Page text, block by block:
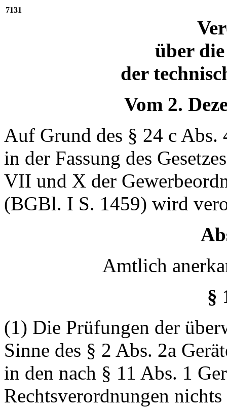
7131
über
der
Vom 2.
Auf Grund des § 24 c Abs.
in der Fassung des
VII und X der
(BGBl. I S. 1459) wird
Amtlich
§
(1) Die Prüfungen der
Sinne des § 2 Abs. 2a
in den nach § 11 Abs. 1
Rechtsverordnungen